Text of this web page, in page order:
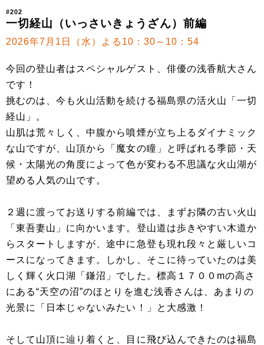
#202
一切経山（いっさいきょうざん）前編
2026年7月1日（水）よる10：30～10：54
今回の登山者はスペシャルゲスト、俳優の浅香航大さん
です！
挑むのは、今も火山活動を続ける福島県の活火山「一切
経山」。
山肌は荒々しく、中腹から噴煙が立ち上るダイナミック
な山ですが、山頂から「魔女の瞳」と呼ばれる季節・天
候・太陽光の角度によって色が変わる不思議な火山湖が
望める人気の山です。
２週に渡ってお送りする前編では、まずお隣の古い火山
「東吾妻山」に向かいます。登山道は歩きやすい木道か
らスタートしますが、途中に急登も現れ段々と厳しいコ
ースになってきます。しかし、そこに待っていたのは美
しく輝く火口湖「鎌沼」でした。標高１７００mの高さ
にある“天空の沼”のほとりを進む浅香さんは、あまりの
光景に「日本じゃないみたい！」と大感激！
そして山頂に辿り着くと、目に飛び込んできたのは福島